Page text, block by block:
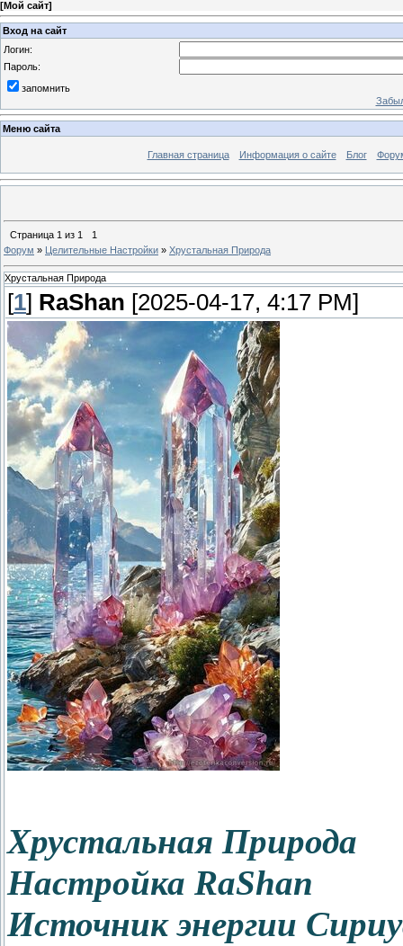
[Мой сайт]
Вход на сайт
Логин:
Пароль:
запомнить
Меню сайта
Главная страница Информация о сайте Блог
Страница 1 из 1
1
Форум » Целительные Настройки » Хрустальная Природа
Хрустальная Природа
[1] RaShan [2025-04-17, 4:17 PM]
Хрустальная Природа
Настройка RaShan
Источник энергии